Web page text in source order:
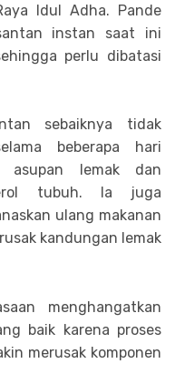
Idul Adha. Pande
instan saat ini
perlu dibatasi
sebaiknya tidak
beberapa hari
asupan lemak dan
tubuh. Ia juga
ulang makanan
kandungan lemak
menghangatkan
baik karena proses
merusak komponen